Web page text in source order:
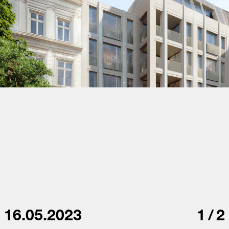
1 /2
16.05.2023